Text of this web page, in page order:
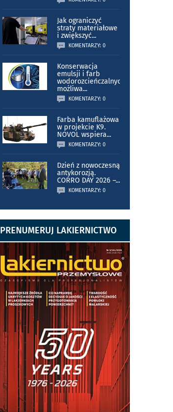
Jak ograniczyć
straty materiałowe
i zwiększyć...
KOMENTARZY: 0
Konserwacja
emulsji i farb
wodorozcieńczalnych
możliwa...
KOMENTARZY: 0
Farba kamuflażowa
w projekcie K9.
NOVOL wspiera...
KOMENTARZY: 0
Dzień z nowoczesną
antykorozją.
CORRO DAY 2026 –...
KOMENTARZY: 0
PRENUMERUJ LAKIERNICTWO